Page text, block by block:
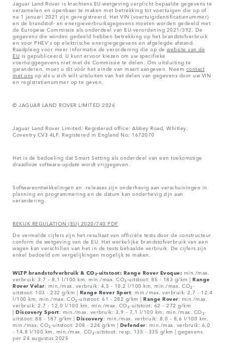
Jaguar Land Rover is krachtens EU-wetgeving verplicht bepaalde gegevens te
verzamelen en openbaar te maken met betrekking tot voertuigen die op of
na 1 januari 2021 zijn geregistreerd. Het VIN (voertuigidentificatienummer)
en de brandstof- en energieverbruiksgegevens moeten worden gedeeld met
de Europese Commissie als onderdeel van EU-verordening 2021/392. De
gegevens die worden gedeeld hebben betrekking op het brandstofverbruik
en voor PHEV's op elektrische energiegegevens en afgelegde afstand.
Raadpleeg voor meer informatie de verordening die op dewebsite van de
EU is gepubliceerd. U kunt ervoor kiezen om uw specifieke
voertuiggegevens niet met de Commissie te delen. Om uitsluiting te
garanderen, moet u dit vóór het einde van maart aangeven. Neem contact
met ons op als u zich wilt uitsluiten van het delen van gegevens door uw VIN
en registratienummer op te geven.
© JAGUAR LAND ROVER LIMITED 2026
Jaguar Land Rover Limited: Registered office: Abbey Road, Whitley,
Coventry CV3 4LF. Registered in England No: 1672070
Het is de bedoeling dat Smart Setting als onderdeel van een toekomstige
draadloze software-update wordt vrijgegeven.
Softwareontwikkelingen en -releases zijn onderhevig aan verschuivingen in
planning en programmering en de datum kan onderhevig zijn aan
verandering.
BEKIJK REGULATION (EU) 2020/740 PDF
De vermelde cijfers zijn het resultaat van officiële tests door de constructeur
conform de wetgeving van de EU. Het werkelijke brandstofverbruik van een
wagen kan verschillen van het in de tests behaalde verbruik. De cijfers zijn
enkel bedoeld om vergelijkingen mogelijk te maken.
WLTP brandstofverbruik & CO₂-uitstoot: Range Rover Evoque: min./max.
verbruik: 3,7 – 8,1 l/100 km, min./max. CO₂-uitstoot: 85 - 183 g/km | Range
Rover Velar: min./max. verbruik: 4,5 - 10,2 l/100 km, min./max. CO₂-
uitstoot: 103 - 232 g/km | Range Rover Sport: min./max. verbruik: 2,7 - 12,4
l/100 km, min./max. CO₂-uitstoot: 61 - 282 g/km | Range Rover: min./max.
verbruik: 2,7 - 12,0 l/100 km, min./max. CO₂-uitstoot: 62 – 272 g/km
| Discovery Sport: min./max. verbruik: 3,9 – 7,1 l/100 km, min./max. CO₂-
uitstoot: 88 - 187 g/km | Discovery: min./max. verbruik: 8,0 – 8,6 l/100 km,
min./max. CO₂-uitstoot: 208 - 224 g/km | Defender: min./max. verbruik: 6,0
- 14,8 l/100 km, min./max. CO₂-uitstoot: resp. 135 - 335 g/km | gegevens
per 24 augustus 2025